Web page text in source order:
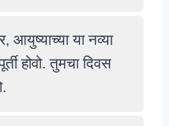
आयुष्याच्या या नव्या
होवो. तुमचा दिवस